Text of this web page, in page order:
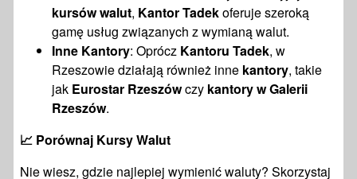
kursów walut, Kantor Tadekoferuje szeroką
gamę usług związanych z wymianą walut.
Inne Kantory: Oprócz Kantoru Tadek, w
Rzeszowie działają również inne kantory, takie
jak Eurostar Rzeszówczy kantory w Galerii
Rzeszów.
📈 Porównaj Kursy Walut
Nie wiesz, gdzie najlepiej wymienić waluty? Skorzystaj